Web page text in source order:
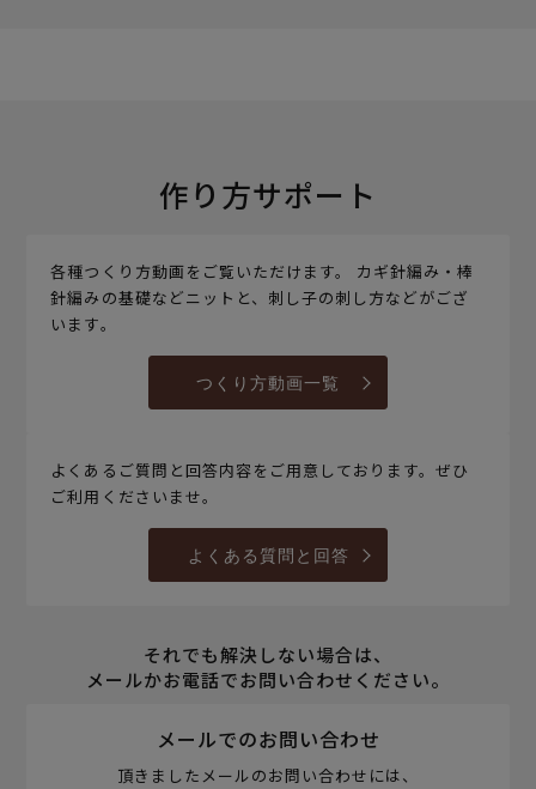
作り方サポート
各種つくり方動画をご覧いただけます。 カギ針編み・棒
針編みの基礎などニットと、刺し子の刺し方などがござ
います。
つくり方動画一覧
よくあるご質問と回答内容をご用意しております。ぜひ
ご利用くださいませ。
よくある質問と回答
それでも解決しない場合は、
メールかお電話でお問い合わせください。
メールでのお問い合わせ
頂きましたメールのお問い合わせには、